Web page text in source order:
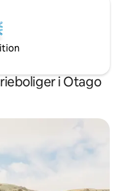
i Otago